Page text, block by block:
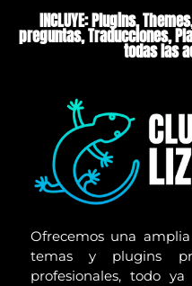
INCLUYE: Plugins,
preguntas, Traducciones,
todas las
Ofrecemos una
temas y plugins
profesionales, todo